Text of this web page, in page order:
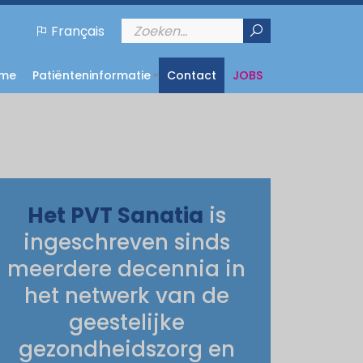
Français
Patiënteninformatie Contact JOBS
Het PVT Sanatia is
ingeschreven sinds
meerdere decennia in
het netwerk van de
geestelijke
gezondheidszorg en